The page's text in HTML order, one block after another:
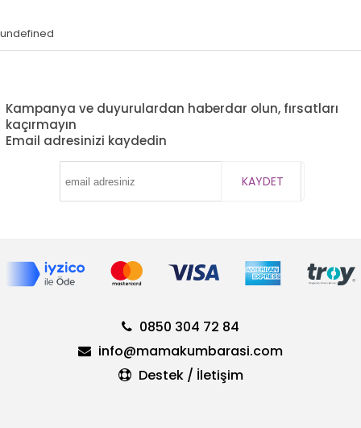
undefined
Kampanya ve duyurulardan haberdar olun, fırsatları
kaçırmayın
Email adresinizi kaydedin
KAYDET
0850 304 72 84
info@mamakumbarasi.com
Destek / İletişim